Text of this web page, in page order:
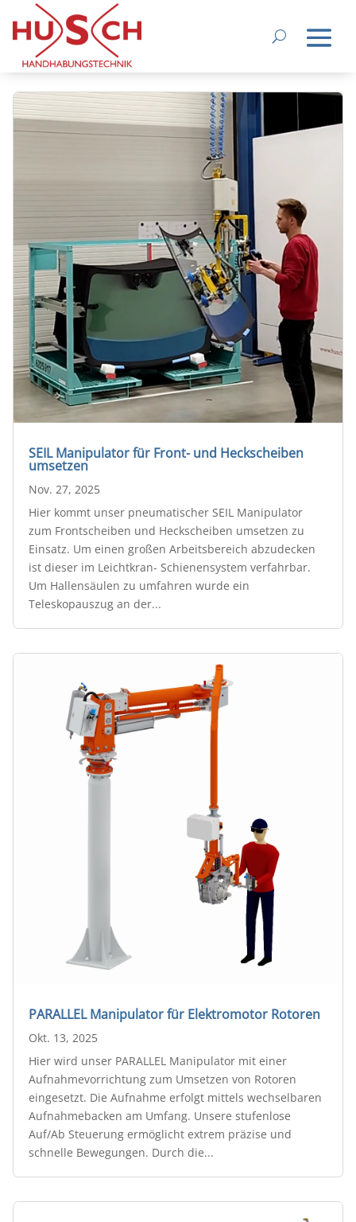
SEIL Manipulator für Front- und Heckscheiben
umsetzen
Nov. 27, 2025
Hier kommt unser pneumatischer SEIL Manipulator
zum Frontscheiben und Heckscheiben umsetzen zu
Einsatz. Um einen großen Arbeitsbereich abzudecken
ist dieser im Leichtkran- Schienensystem verfahrbar.
Um Hallensäulen zu umfahren wurde ein
Teleskopauszug an der...
PARALLEL Manipulator für Elektromotor Rotoren
Okt. 13, 2025
Hier wird unser PARALLEL Manipulator mit einer
Aufnahmevorrichtung zum Umsetzen von Rotoren
eingesetzt. Die Aufnahme erfolgt mittels wechselbaren
Aufnahmebacken am Umfang. Unsere stufenlose
Auf/Ab Steuerung ermöglicht extrem präzise und
schnelle Bewegungen. Durch die...